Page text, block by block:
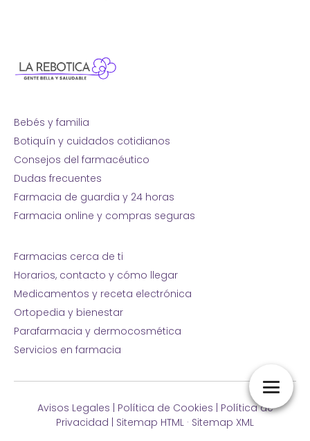
Bebés y familia
Botiquín y cuidados cotidianos
Consejos del farmacéutico
Dudas frecuentes
Farmacia de guardia y 24 horas
Farmacia online y compras seguras
Farmacias cerca de ti
Horarios, contacto y cómo llegar
Medicamentos y receta electrónica
Ortopedia y bienestar
Parafarmacia y dermocosmética
Servicios en farmacia
Avisos Legales | Política de Cookies | Política de
Privacidad | Sitemap HTML · Sitemap XML